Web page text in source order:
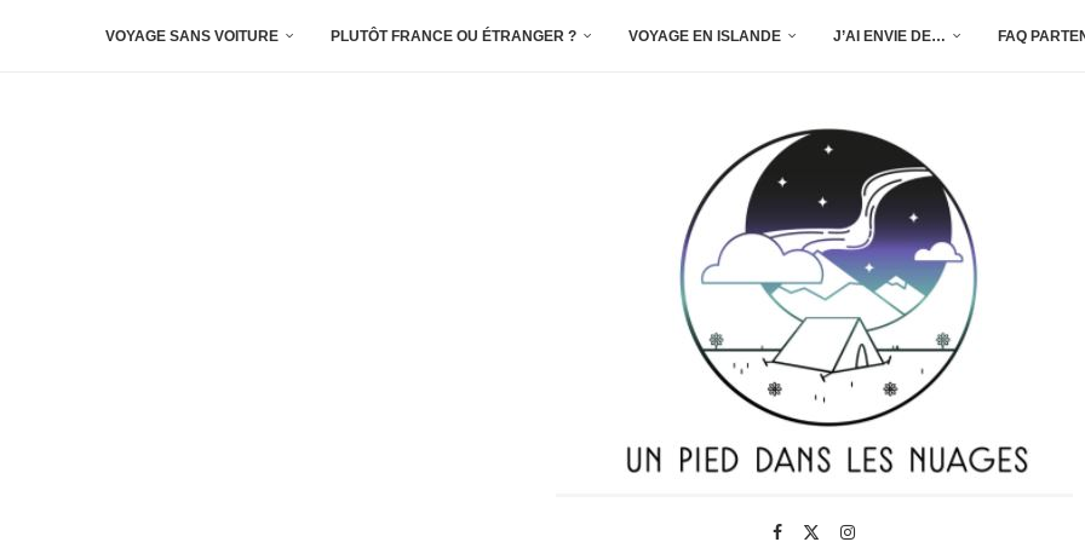
VOYAGE SANS VOITURE PLUTÔT FRANCE OU ÉTRANGER ? VOYAGE EN ISLANDE J’AI ENVIE DE… FAQ